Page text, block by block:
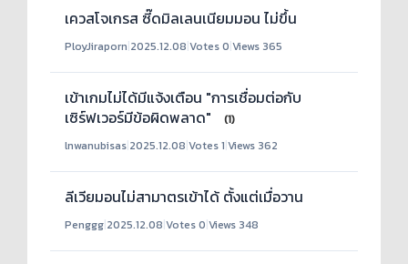
เควสโจเกรส ซี๊ดมิลเลนเนียมมอน ไม่ขึ้น
PloyJiraporn|2025.12.08|Votes 0|Views 365
เข้าเกมไม่ได้มีแจ้งเตือน "การเชื่อมต่อกับ
เซิร์ฟเวอร์มีข้อผิดพลาด"
(1)
lnwanubisas|2025.12.08|Votes 1|Views 362
ลีเวียมอนไม่สามาตรเข้าได้ ตั้งแต่เมื่อวาน
Penggg|2025.12.08|Votes 0|Views 348